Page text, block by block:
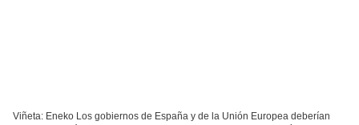
Viñeta: Eneko Los gobiernos de España y de la Unión Europea deberían